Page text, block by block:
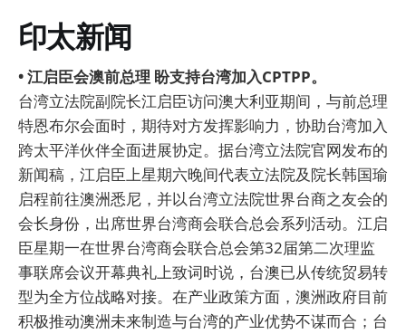
印太新闻
• 江启臣会澳前总理 盼支持台湾加入CPTPP。
台湾立法院副院长江启臣访问澳大利亚期间，与前总理
特恩布尔会面时，期待对方发挥影响力，协助台湾加入
跨太平洋伙伴全面进展协定。据台湾立法院官网发布的
新闻稿，江启臣上星期六晚间代表立法院及院长韩国瑜
启程前往澳洲悉尼，并以台湾立法院世界台商之友会的
会长身份，出席世界台湾商会联合总会系列活动。江启
臣星期一在世界台湾商会联合总会第32届第二次理监
事联席会议开幕典礼上致词时说，台澳已从传统贸易转
型为全方位战略对接。在产业政策方面，澳洲政府目前
积极推动澳洲未来制造与台湾的产业优势不谋而合；台